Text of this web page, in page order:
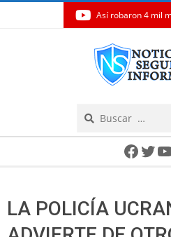
Así robaron 4 mil
LA POLICÍA